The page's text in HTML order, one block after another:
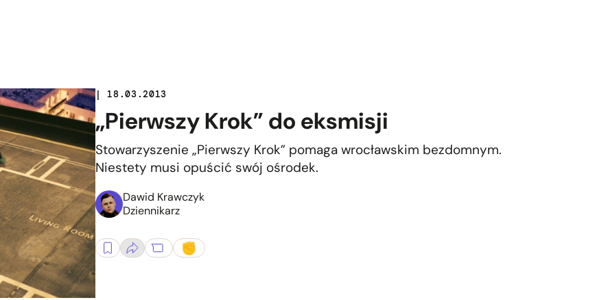
| 18.03.2013
„Pierwszy Krok” do eksmisji
Stowarzyszenie „Pierwszy Krok” pomaga wrocławskim bezdomnym.
Niestety musi opuścić swój ośrodek.
Dawid Krawczyk
Dziennikarz